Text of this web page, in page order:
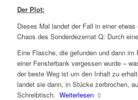
Der Plot:
Dieses Mal landet der Fall in einer
Chaos des Sonderdezernat Q: Durch
Eine Flasche, die gefunden und dann im
einer Fensterbank vergessen wurde –
der beste Weg ist um den Inhalt zu
landet sie dann, in Stücke zerbrochen,
Schreibtisch. Weiterlesen